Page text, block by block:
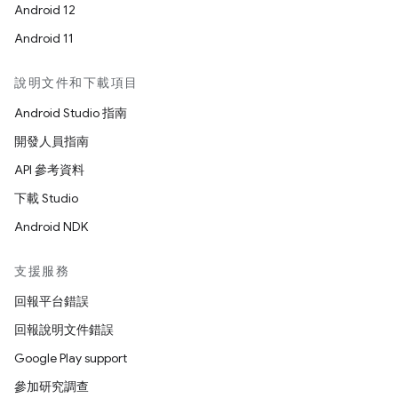
Android 12
Android 11
說明文件和下載項目
Android Studio 指南
開發人員指南
API 參考資料
下載 Studio
Android NDK
支援服務
回報平台錯誤
回報說明文件錯誤
Google Play support
參加研究調查